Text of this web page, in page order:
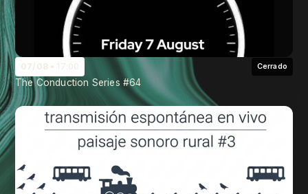
07/08 17:00 Cerrado
The Conduction Series #64